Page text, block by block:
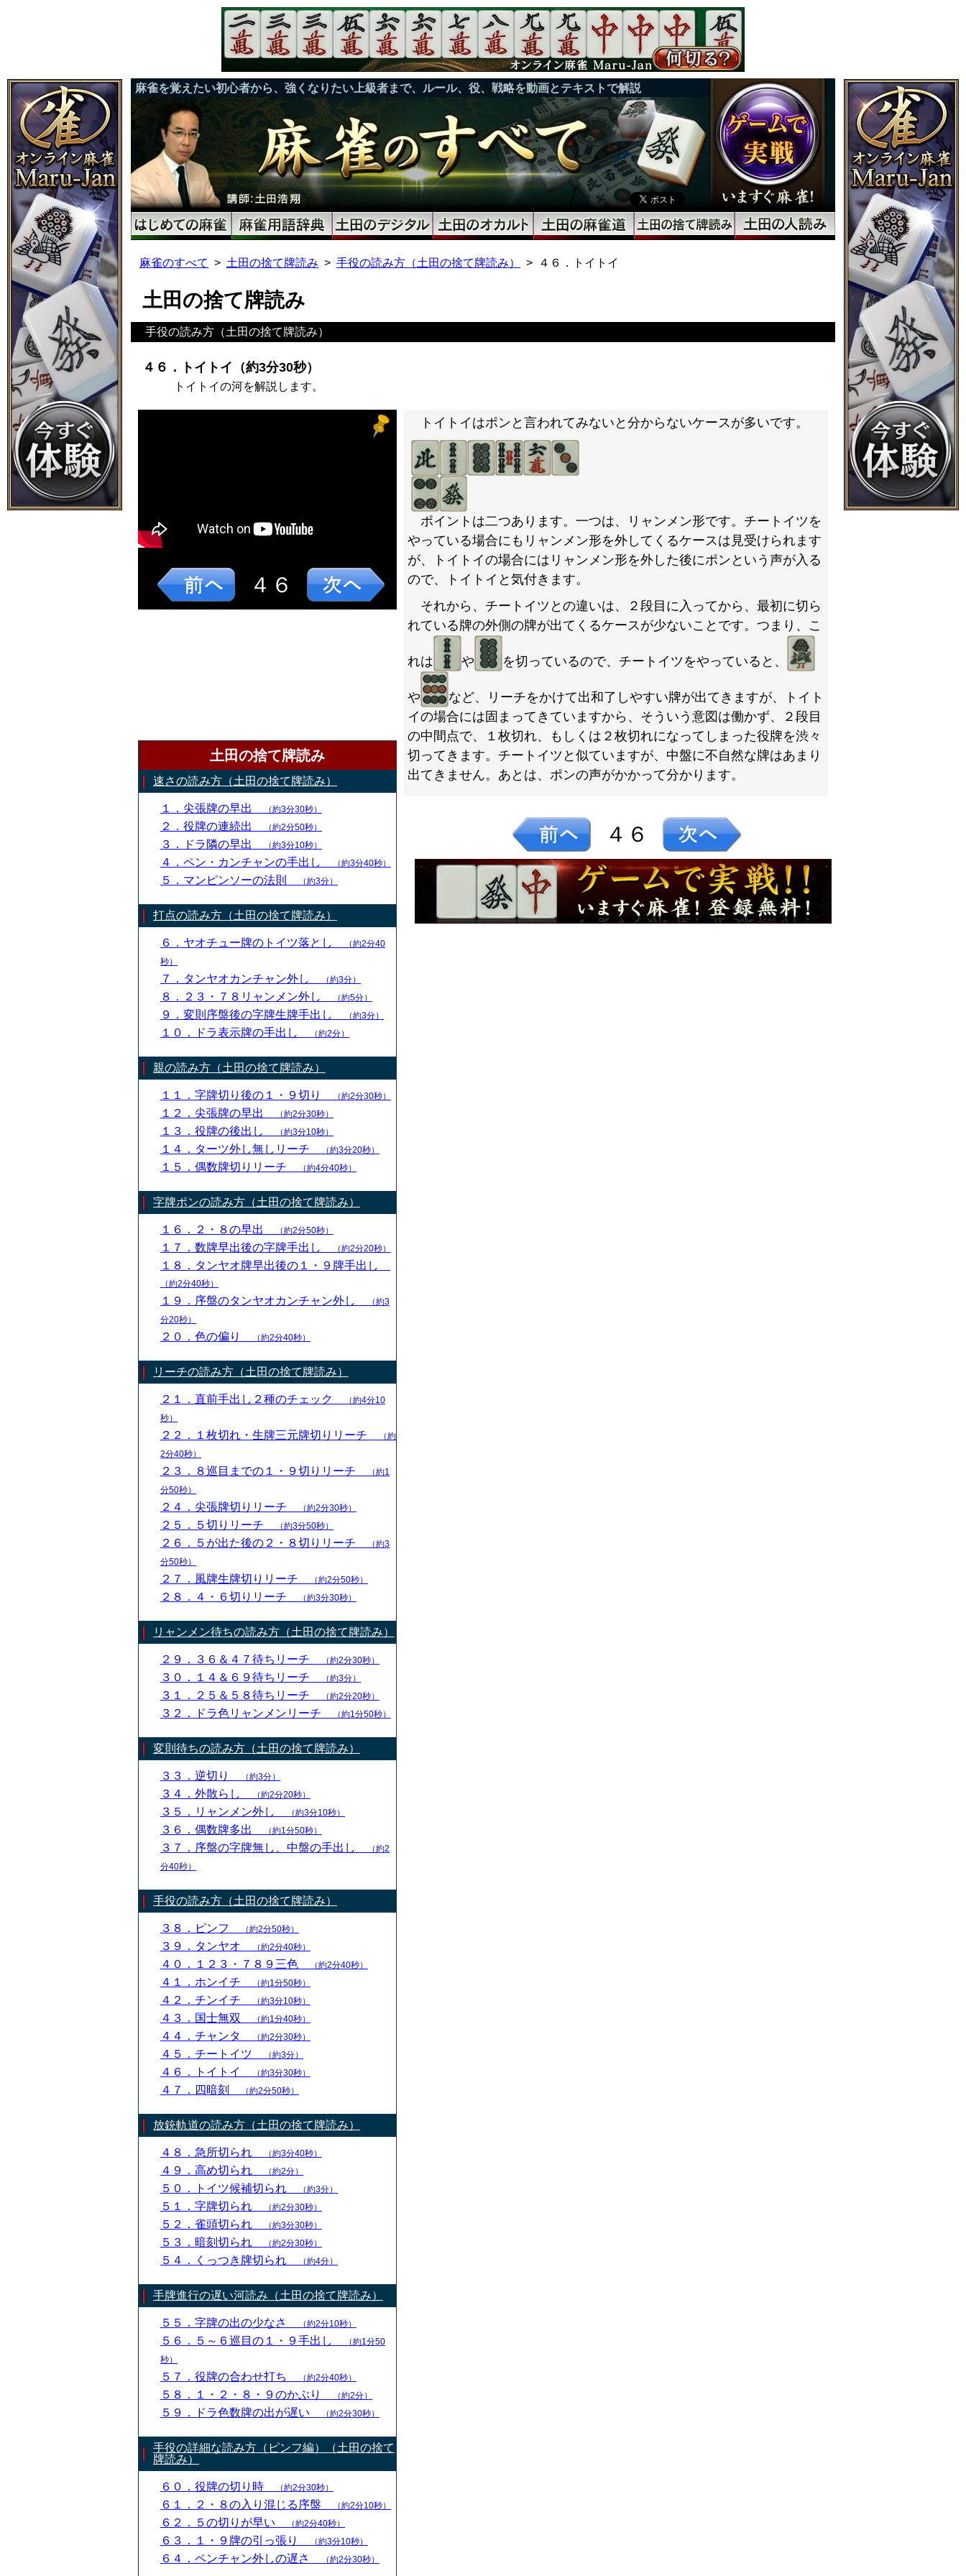
麻雀を覚えたい初心者から、強くなりたい上級者まで、ルール、役、戦略を動画とテキストで解説
麻雀のすべて 土田の捨て牌読み 手役の読み方（土田の捨て牌読み） ４６．トイトイ
土田の捨て牌読み
手役の読み方（土田の捨て牌読み）
４６．トイトイ（約3分30秒）
トイトイの河を解説します。
４６
土田の捨て牌読み
速さの読み方（土田の捨て牌読み）
１．尖張牌の早出 （約3分30秒）
２．役牌の連続出 （約2分50秒）
３．ドラ隣の早出 （約3分10秒）
４．ペン・カンチャンの手出し （約3分40秒）
５．マンピンソーの法則 （約3分）
打点の読み方（土田の捨て牌読み）
６．ヤオチュー牌のトイツ落とし
（約2分40
秒）
７．タンヤオカンチャン外し （約3分）
８．２３・７８リャンメン外し （約5分）
９．変則序盤後の字牌生牌手出し （約3分）
１０．ドラ表示牌の手出し （約2分）
親の読み方（土田の捨て牌読み）
１１．字牌切り後の１・９切り （約2分30秒）
１２．尖張牌の早出 （約2分30秒）
１３．役牌の後出し （約3分10秒）
１４．ターツ外し無しリーチ （約3分20秒）
１５．偶数牌切りリーチ （約4分40秒）
字牌ポンの読み方（土田の捨て牌読み）
１６．２・８の早出 （約2分50秒）
１７．数牌早出後の字牌手出し （約2分20秒）
１８．タンヤオ牌早出後の１・９牌手出し
（約2分40秒）
１９．序盤のタンヤオカンチャン外し
（約3
分20秒）
２０．色の偏り （約2分40秒）
リーチの読み方（土田の捨て牌読み）
２１．直前手出し２種のチェック
（約4分10
秒）
２２．１枚切れ・生牌三元牌切りリーチ
（約
2分40秒）
２３．８巡目までの１・９切りリーチ
（約1
分50秒）
２４．尖張牌切りリーチ （約2分30秒）
２５．５切りリーチ （約3分50秒）
２６．５が出た後の２・８切りリーチ
（約3
分50秒）
２７．風牌生牌切りリーチ （約2分50秒）
２８．４・６切りリーチ （約3分30秒）
リャンメン待ちの読み方（土田の捨て牌読み）
２９．３６＆４７待ちリーチ （約2分30秒）
３０．１４＆６９待ちリーチ （約3分）
３１．２５＆５８待ちリーチ （約2分20秒）
３２．ドラ色リャンメンリーチ （約1分50秒）
変則待ちの読み方（土田の捨て牌読み）
３３．逆切り （約3分）
３４．外散らし （約2分20秒）
３５．リャンメン外し （約3分10秒）
３６．偶数牌多出 （約1分50秒）
３７．序盤の字牌無し、中盤の手出し
（約2
分40秒）
手役の読み方（土田の捨て牌読み）
３８．ピンフ （約2分50秒）
３９．タンヤオ （約2分40秒）
４０．１２３・７８９三色 （約2分40秒）
４１．ホンイチ （約1分50秒）
４２．チンイチ （約3分10秒）
４３．国士無双 （約1分40秒）
４４．チャンタ （約2分30秒）
４５．チートイツ （約3分）
４６．トイトイ （約3分30秒）
４７．四暗刻 （約2分50秒）
放銃軌道の読み方（土田の捨て牌読み）
４８．急所切られ （約3分40秒）
４９．高め切られ （約2分）
５０．トイツ候補切られ （約3分）
５１．字牌切られ （約2分30秒）
５２．雀頭切られ （約3分30秒）
５３．暗刻切られ （約2分30秒）
５４．くっつき牌切られ （約4分）
手牌進行の遅い河読み（土田の捨て牌読み）
５５．字牌の出の少なさ （約2分10秒）
５６．５～６巡目の１・９手出し
（約1分50
秒）
５７．役牌の合わせ打ち （約2分40秒）
５８．１・２・８・９のかぶり （約2分）
５９．ドラ色数牌の出が遅い （約2分30秒）
手役の詳細な読み方（ピンフ編）（土田の捨て
牌読み）
６０．役牌の切り時 （約2分30秒）
６１．２・８の入り混じる序盤 （約2分10秒）
６２．５の切りが早い （約2分40秒）
６３．１・９牌の引っ張り （約3分10秒）
６４．ペンチャン外しの遅さ （約2分30秒）
トイトイはポンと言われてみないと分からないケースが多いです。
ポイントは二つあります。一つは、リャンメン形です。チートイツを
やっている場合にもリャンメン形を外してくるケースは見受けられます
が、トイトイの場合にはリャンメン形を外した後にポンという声が入る
ので、トイトイと気付きます。
それから、チートイツとの違いは、２段目に入ってから、最初に切ら
れている牌の外側の牌が出てくるケースが少ないことです。つまり、こ
れは や を切っているので、チートイツをやっていると、
や
など、リーチをかけて出和了しやすい牌が出てきますが、トイト
イの場合には固まってきていますから、そういう意図は働かず、２段目
の中間点で、１枚切れ、もしくは２枚切れになってしまった役牌を渋々
切ってきます。チートイツと似ていますが、中盤に不自然な牌はあまり
出てきません。あとは、ポンの声がかかって分かります。
４６